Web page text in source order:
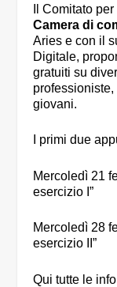
Il Comitato
Camera di
Aries e con il
Digitale,
gratuiti su
giovani.
I primi due
Mercoledì 21
esercizio I”
Mercoledì 28
esercizio II”
Qui tutte le